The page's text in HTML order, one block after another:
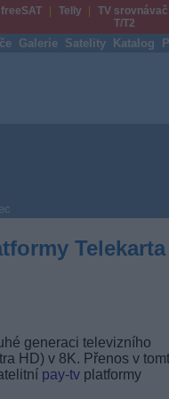
freeSAT Telly
TV srovnávač
T/T2
Galerie Satelity Katalog
Telekarta
generaci televizního
HD) v 8K. Přenos v
pay-tv platformy